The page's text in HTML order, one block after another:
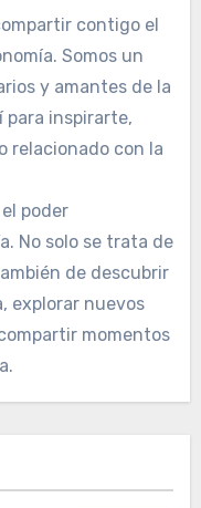
contigo el
Somos un
y amantes de la
para inspirarte,
relacionado con la
poder
No solo se trata de
de descubrir
explorar nuevos
momentos